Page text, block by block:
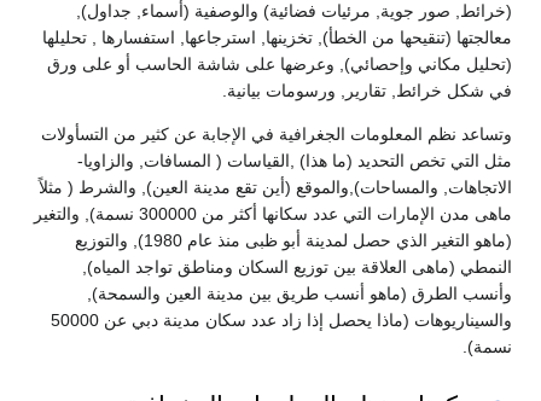
(خرائط, صور جوية, مرئيات فضائية) والوصفية (أسماء, جداول),
معالجتها (تنقيحها من الخطأ), تخزينها, استرجاعها, استفسارها , تحليلها
(تحليل مكاني وإحصائي), وعرضها على شاشة الحاسب أو على ورق
في شكل خرائط, تقارير, ورسومات بيانية.
وتساعد نظم المعلومات الجغرافية في الإجابة عن كثير من التسأولات
مثل التي تخص التحديد (ما هذا) ,القياسات ( المسافات, والزاويا-
الاتجاهات, والمساحات),والموقع (أين تقع مدينة العين), والشرط ( مثلاً
ماهى مدن الإمارات التي عدد سكانها أكثر من 300000 نسمة), والتغير
(ماهو التغير الذي حصل لمدينة أبو ظبى منذ عام 1980), والتوزيع
النمطي (ماهى العلاقة بين توزيع السكان ومناطق تواجد المياه),
وأنسب الطرق (ماهو أنسب طريق بين مدينة العين والسمحة),
والسيناريوهات (ماذا يحصل إذا زاد عدد سكان مدينة دبي عن 50000
نسمة).